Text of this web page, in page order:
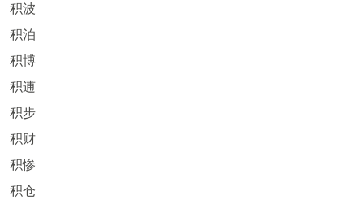
积波
积泊
积博
积逋
积步
积财
积惨
积仓